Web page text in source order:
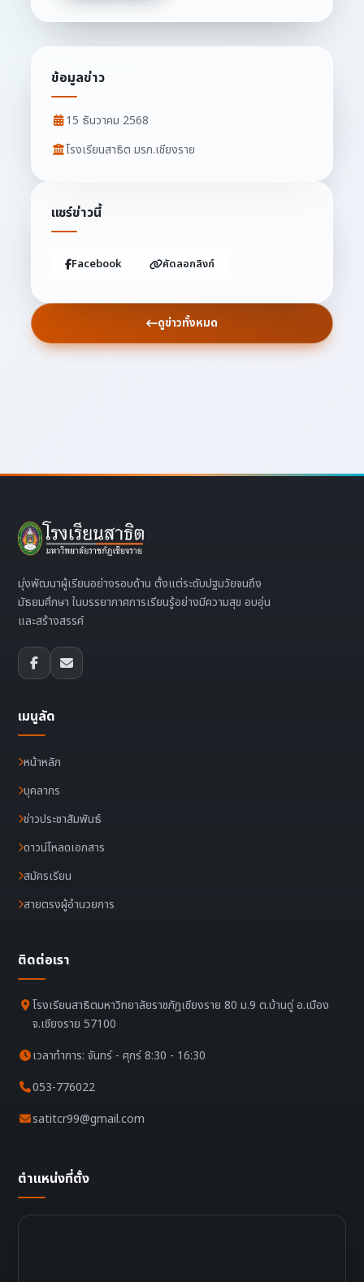
ข้อมูลข่าว
15 ธันวาคม 2568
โรงเรียนสาธิต มรภ.เชียงราย
แชร์ข่าวนี้
Facebook คัดลอกลิงก์
ดูข่าวทั้งหมด
มุ่งพัฒนาผู้เรียนอย่างรอบด้าน ตั้งแต่ระดับปฐมวัยจนถึง
มัธยมศึกษา ในบรรยากาศการเรียนรู้อย่างมีความสุข อบอุ่น
และสร้างสรรค์
เมนูลัด
หน้าหลัก
บุคลากร
ข่าวประชาสัมพันธ์
ดาวน์โหลดเอกสาร
สมัครเรียน
สายตรงผู้อำนวยการ
ติดต่อเรา
โรงเรียนสาธิตมหาวิทยาลัยราชภัฏเชียงราย 80 ม.9 ต.บ้านดู่ อ.เมือง
จ.เชียงราย 57100
เวลาทำการ: จันทร์ - ศุกร์ 8:30 - 16:30
053-776022
satitcr99@gmail.com
ตำแหน่งที่ตั้ง